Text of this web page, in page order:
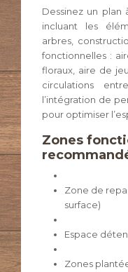
Dessinez un plan
incluant les
arbres,
fonctionnelles :
floraux, aire de
circulations
l’intégration de
pour optimiser
Zones
Zone de
surface)
Espace
Zones